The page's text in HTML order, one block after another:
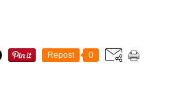
Repost 0